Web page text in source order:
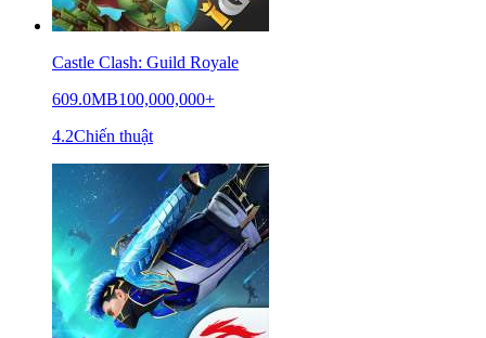
Castle Clash: Guild Royale
609.0MB100,000,000+
4.2Chiến thuật